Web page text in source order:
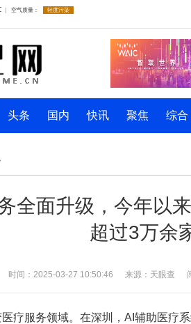
头条 国内 快讯 聚焦 综合
全面升级，今年以
超过3万余
时间：2025-03-27 10:50:46 来源：天眼查
医疗服务领域。在深圳，AI辅助医疗